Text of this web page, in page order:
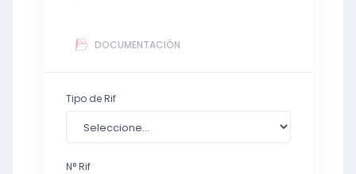
DOCUMENTACIÓN
Tipo de Rif
N° Rif